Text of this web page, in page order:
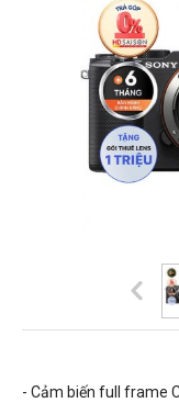
- Cảm biến full frame